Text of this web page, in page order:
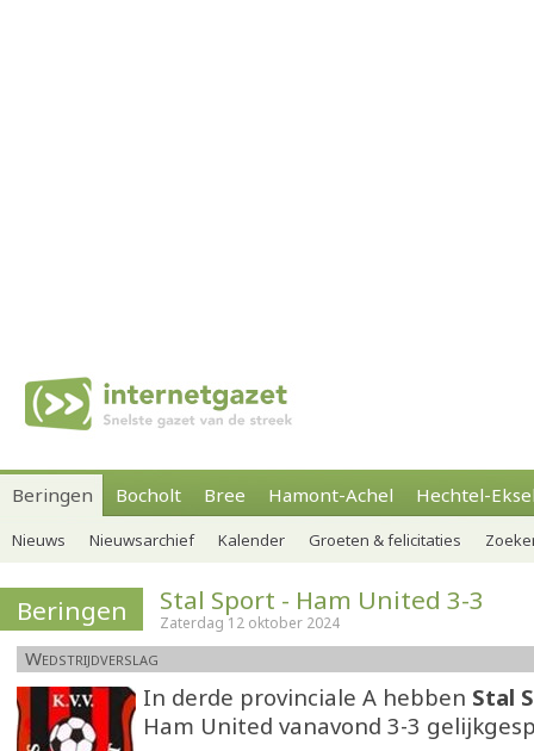
Beringen Bocholt Bree Hamont-Achel Hechtel-
Nieuws Nieuwsarchief Kalender Groeten & felicitaties
Beringen Stal Sport - Ham United 3-3
Zaterdag 12 oktober 2024
Wedstrijdverslag
In derde provinciale A hebben Stal
Ham United vanavond 3-3